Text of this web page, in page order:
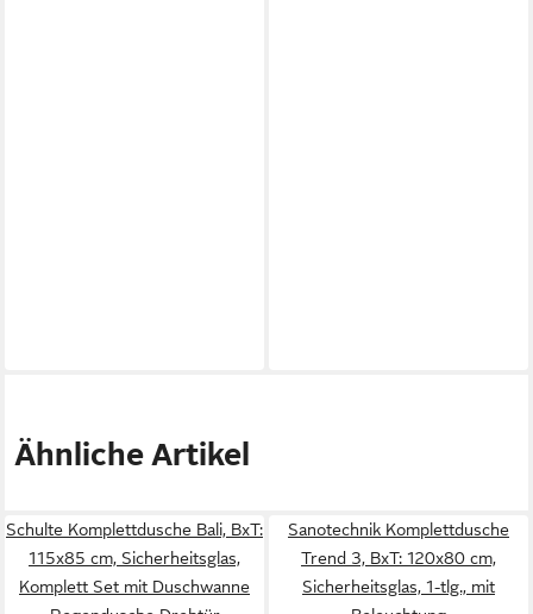
Ähnliche Artikel
Schulte Komplettdusche Bali, BxT:
115x85 cm, Sicherheitsglas,
Komplett Set mit Duschwanne
Sanotechnik Komplettdusche
Trend 3, BxT: 120x80 cm,
Sicherheitsglas, 1-tlg., mit